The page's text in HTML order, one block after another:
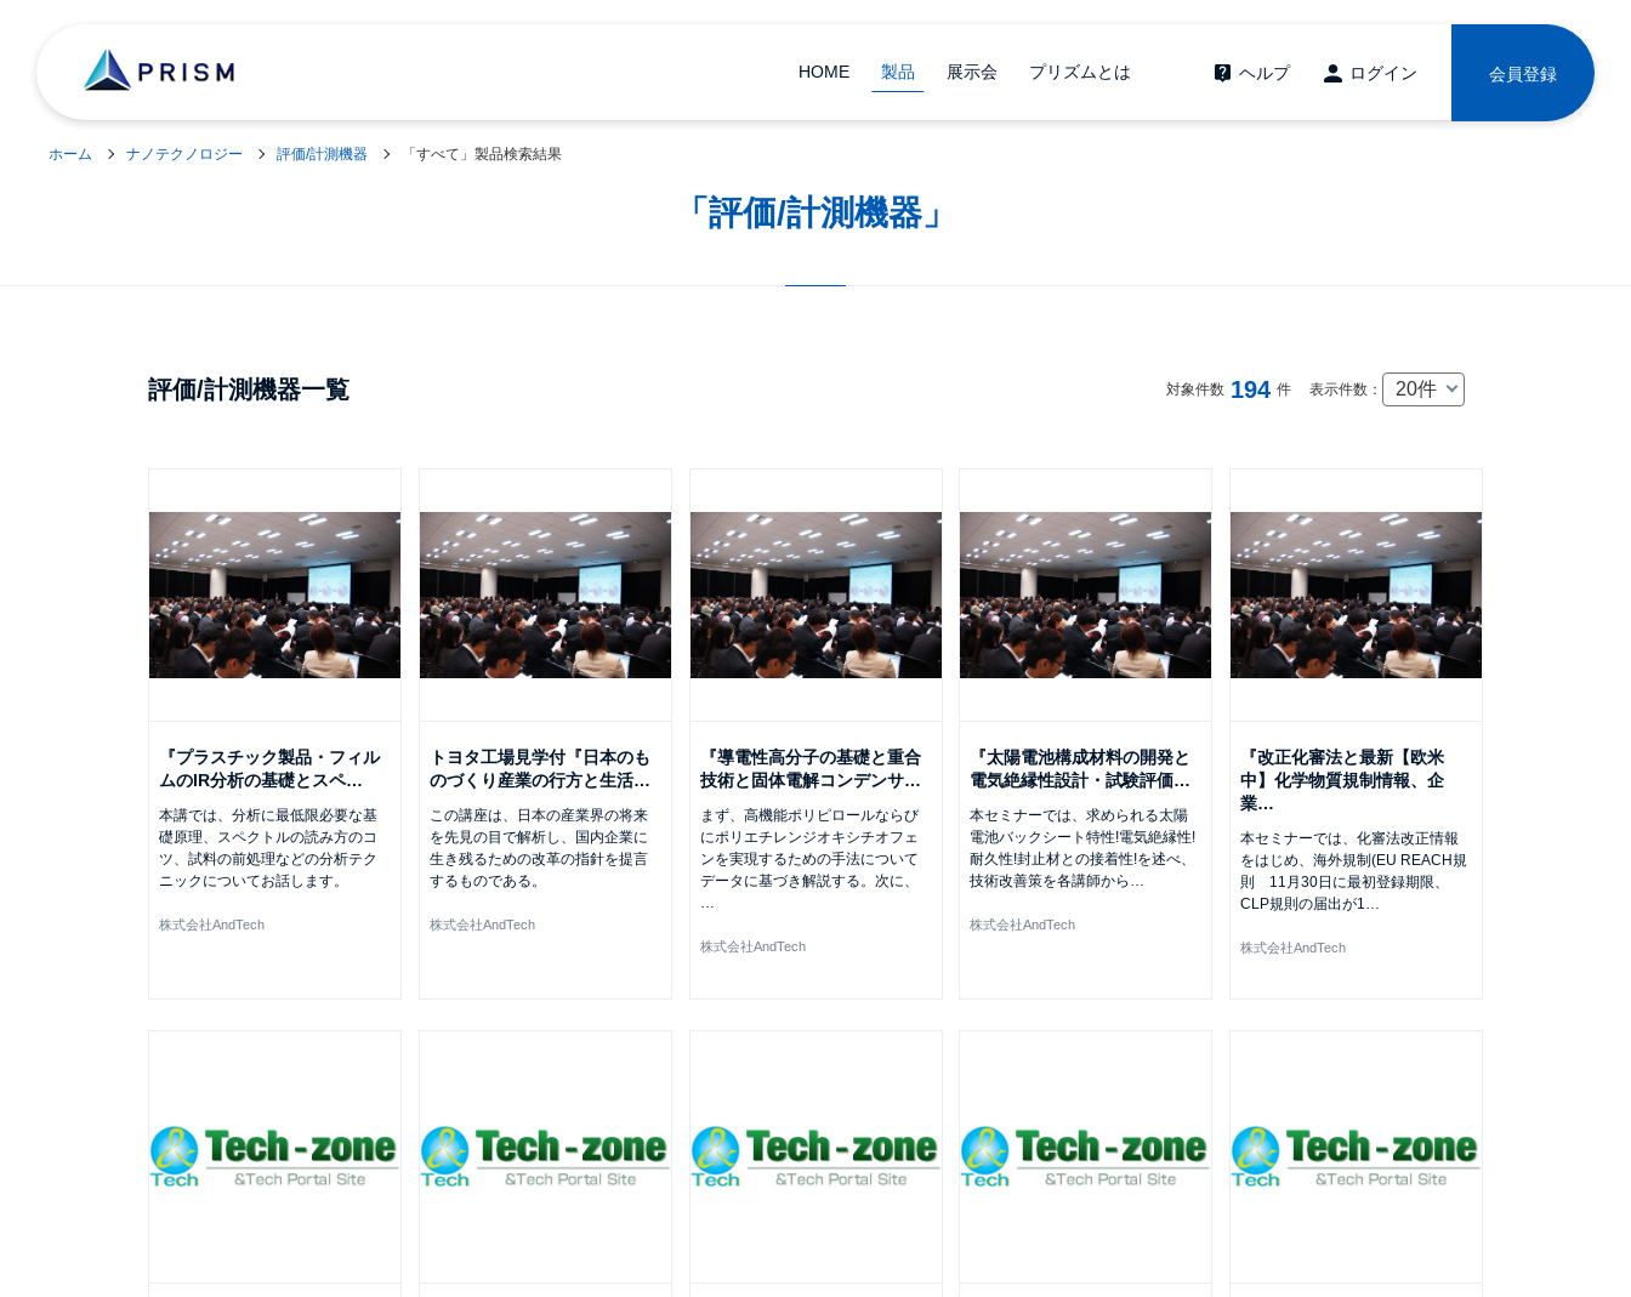
HOME 製品 展示会 プリズムとは ヘルプ ログイン 会員登録
ホーム ナノテクノロジー 評価/計測機器 「すべて」製品検索結果
「評価/計測機器」
評価/計測機器一覧 対象件数 194 件 表示件数： 20件
『プラスチック製品・フィル
ムのIR分析の基礎とスペ…
本講では、分析に最低限必要な基
礎原理、スペクトルの読み方のコ
ツ、試料の前処理などの分析テク
ニックについてお話します。
株式会社AndTech
トヨタ工場見学付『日本のも
のづくり産業の行方と生活…
この講座は、日本の産業界の将来
を先見の目で解析し、国内企業に
生き残るための改革の指針を提言
するものである。
株式会社AndTech
『導電性高分子の基礎と重合
技術と固体電解コンデンサ…
まず、高機能ポリピロールならび
にポリエチレンジオキシチオフェ
ンを実現するための手法について
データに基づき解説する。次に、
…
株式会社AndTech
『太陽電池構成材料の開発と
電気絶縁性設計・試験評価…
本セミナーでは、求められる太陽
電池バックシート特性!電気絶縁性!
耐久性!封止材との接着性!を述べ、
技術改善策を各講師から …
株式会社AndTech
『改正化審法と最新【欧米
中】化学物質規制情報、企
業…
本セミナーでは、化審法改正情報
をはじめ、海外規制(EU REACH規
則 11月30日に最初登録期限、
CLP規則の届出が1…
株式会社AndTech